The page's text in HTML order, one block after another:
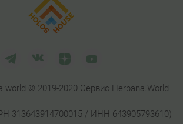
© 2019-2020 Сервис Herbana.World
313643914700015 / ИНН 643905793610)